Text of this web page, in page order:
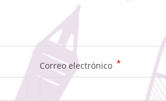
Correo electrónico *